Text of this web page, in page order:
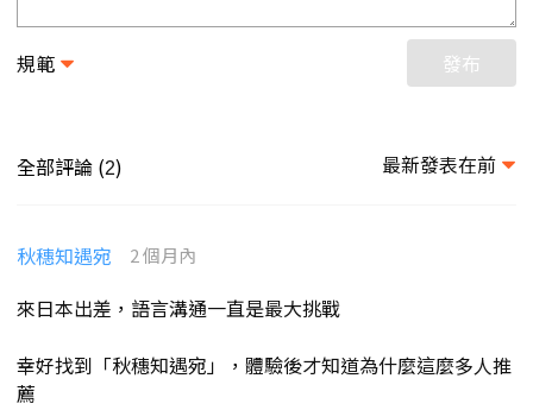
規範 發布
全部評論 (2) 最新發表在前
秋穗知遇宛 2 個月內
來日本出差，語言溝通一直是最大挑戰
幸好找到「秋穗知遇宛」，體驗後才知道為什麼這麼多人推
薦